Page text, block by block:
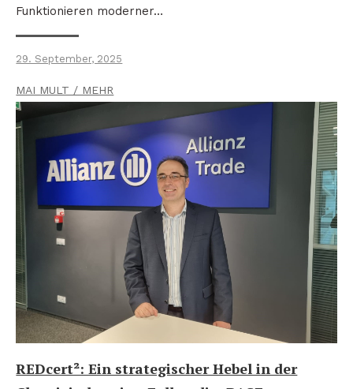
Funktionieren moderner…
29. September, 2025
MAI MULT / MEHR
REDcert²: Ein strategischer Hebel in der